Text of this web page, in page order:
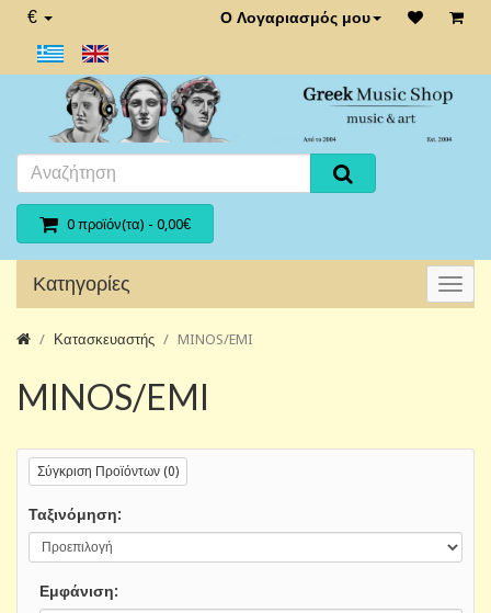
€ Ο Λογαριασμός μου
0 προϊόν(τα) - 0,00€
Κατηγορίες
Κατασκευαστής MINOS/EMI
MINOS/EMI
Σύγκριση Προϊόντων (0)
Ταξινόμηση:
Εμφάνιση: